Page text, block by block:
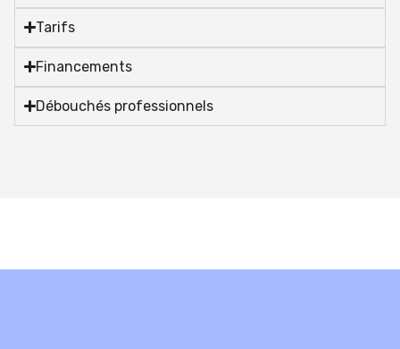
Tarifs
Financements
Débouchés professionnels